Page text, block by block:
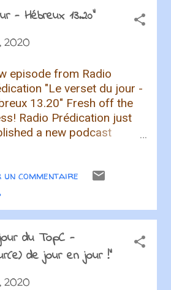
les articles de †
Prédication † par
électronique
- Hébreux 13.20"
2020
episode from Radio
"Le verset du jour -
13.20" Fresh off the
Radio Prédication just
a new podcast
their listeners even more.
you care, share this
les articles de †
Prédication † par
électronique
commentaire
du TopC -
de jour en jour !"
2020